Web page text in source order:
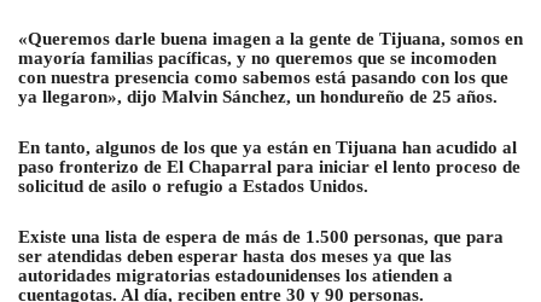
«Queremos darle buena imagen a la gente de Tijuana, somos en
mayoría familias pacíficas, y no queremos que se incomoden
con nuestra presencia como sabemos está pasando con los que
ya llegaron», dijo Malvin Sánchez, un hondureño de 25 años.
En tanto, algunos de los que ya están en Tijuana han acudido al
paso fronterizo de El Chaparral para iniciar el lento proceso de
solicitud de asilo o refugio a Estados Unidos.
Existe una lista de espera de más de 1.500 personas, que para
ser atendidas deben esperar hasta dos meses ya que las
autoridades migratorias estadounidenses los atienden a
cuentagotas. Al día, reciben entre 30 y 90 personas.